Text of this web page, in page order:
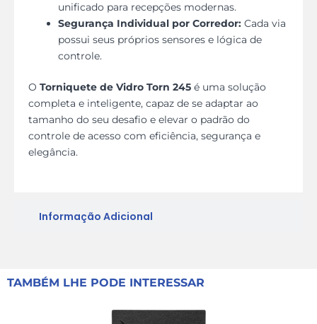
Informação Adicional
unificado para recepções modernas.
Segurança Individual por Corredor: Cada via
possui seus próprios sensores e lógica de
controle.
O Torniquete de Vidro Torn 245 é uma solução
completa e inteligente, capaz de se adaptar ao
tamanho do seu desafio e elevar o padrão do
controle de acesso com eficiência, segurança e
elegância.
TAMBÉM LHE PODE INTERESSAR